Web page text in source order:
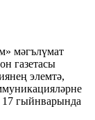
мәгълүмат
газетасы
элемтә,
17 гыйнварында